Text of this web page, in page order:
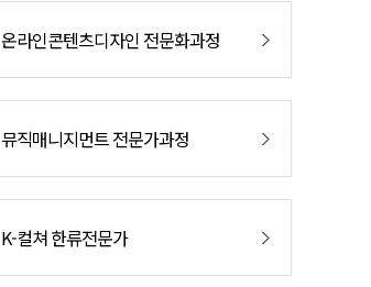
온라인콘텐츠디자인 전문화과정
뮤직매니지먼트 전문가과정
K-컬쳐 한류전문가